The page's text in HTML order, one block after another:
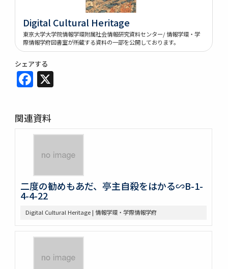
Digital Cultural Heritage
東京大学大学院情報学環附属社会情報研究資料センター/ 情報学環・学
際情報学府図書室が所蔵する資料の一部を公開しております。
シェアする
Facebook
関連資料
二度の勧めもあだ、亭主自殺をはかる∽B-1-
4-4-22
Digital Cultural Heritage | 情報学環・学際情報学府